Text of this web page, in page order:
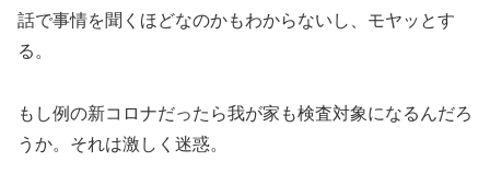
話で事情を聞くほどなのかもわからないし、モヤッとす
る。
もし例の新コロナだったら我が家も検査対象になるんだろ
うか。それは激しく迷惑。